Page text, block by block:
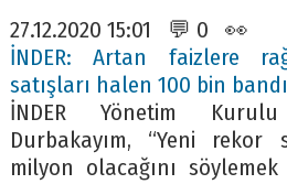
27.12.2020 15:01 💬 0 👀
İNDER: Artan faizlere
satışları halen 100 bin
İNDER Yönetim
Durbakayım, “Yeni rekor
milyon olacağını